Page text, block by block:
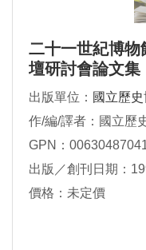
二十一世紀博
壇研討會論文集
出版單位： 國立歷
作/編/譯者：國立歷
GPN：
出版／創刊日期：
價格：未定價